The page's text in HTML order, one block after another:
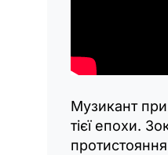
Музикант
тієї епохи.